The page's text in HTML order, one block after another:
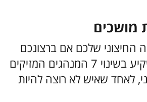
החיצוני שלכם אם ברצונכם
להיראות מושכים יותר, אולם בו בזמן עליכם גם להשקיע בשינוי 7 המנהגים המזיקים
לאחד שאיש לא רוצה להיות